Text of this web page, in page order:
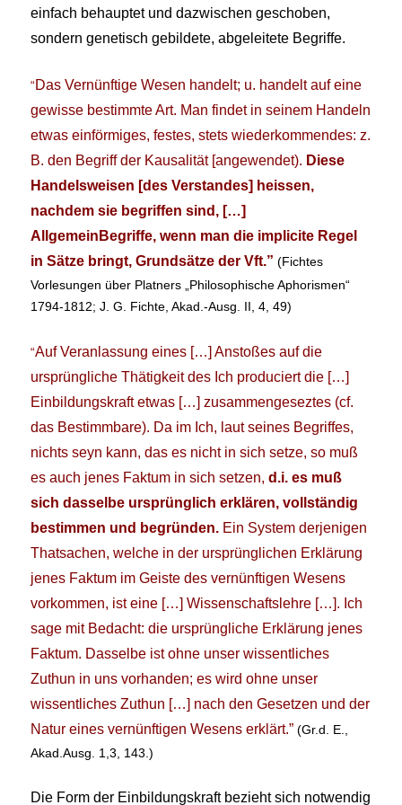
einfach behauptet und dazwischen geschoben,
sondern genetisch gebildete, abgeleitete Begriffe.
“Das Vernünftige Wesen handelt; u. handelt auf eine
gewisse bestimmte Art. Man findet in seinem Handeln
etwas einförmiges, festes, stets wiederkommendes: z.
B. den Begriff der Kausalität [angewendet). Diese
Handelsweisen [des Verstandes] heissen,
nachdem sie begriffen sind, […]
AllgemeinBegriffe, wenn man die implicite Regel
in Sätze bringt, Grundsätze der Vft.”(Fichtes
Vorlesungen über Platners „Philosophische Aphorismen“
1794-1812; J. G. Fichte, Akad.-Ausg. II, 4, 49)
“Auf Veranlassung eines […] Anstoßes auf die
ursprüngliche Thätigkeit des Ich produciert die […]
Einbildungskraft etwas […] zusammengeseztes (cf.
das Bestimmbare). Da im Ich, laut seines Begriffes,
nichts seyn kann, das es nicht in sich setze, so muß
es auch jenes Faktum in sich setzen,d.i. es muß
sich dasselbe ursprünglich erklären, vollständig
bestimmen und begründen. Ein System derjenigen
Thatsachen, welche in der ursprünglichen Erklärung
jenes Faktum im Geiste des vernünftigen Wesens
vorkommen, ist eine […] Wissenschaftslehre […]. Ich
sage mit Bedacht: die ursprüngliche Erklärung jenes
Faktum. Dasselbe ist ohne unser wissentliches
Zuthun in uns vorhanden; es wird ohne unser
wissentliches Zuthun […] nach den Gesetzen und der
Natur eines vernünftigen Wesens erklärt.” (Gr.d. E.,
Akad.Ausg. 1,3, 143.)
Die Form der Einbildungskraft bezieht sich notwendig